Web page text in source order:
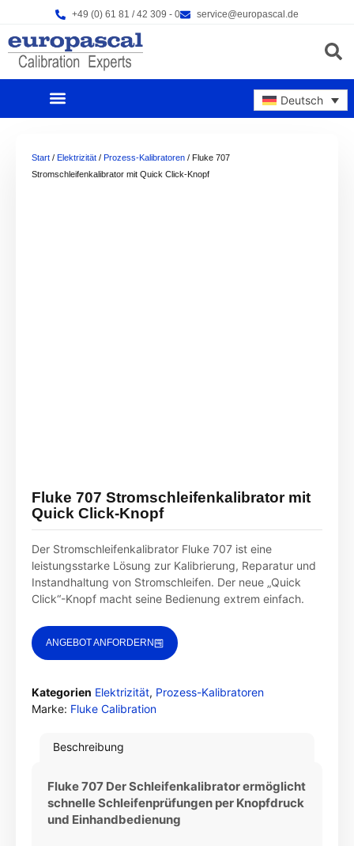
springen
+49 (0) 61 81 / 42 309 - 0 service@europascal.de
Deutsch
Start / Elektrizität / Prozess-Kalibratoren / Fluke 707
Stromschleifenkalibrator mit Quick Click-Knopf
Fluke 707 Stromschleifenkalibrator mit
Quick Click-Knopf
Der Stromschleifenkalibrator Fluke 707 ist eine
leistungsstarke Lösung zur Kalibrierung, Reparatur und
Instandhaltung von Stromschleifen. Der neue „Quick
Click“-Knopf macht seine Bedienung extrem einfach.
ANGEBOT ANFORDERN
Kategorien Elektrizität, Prozess-Kalibratoren
Marke: Fluke Calibration
Beschreibung
Fluke 707 Der Schleifenkalibrator ermöglicht
schnelle Schleifenprüfungen per Knopfdruck
und Einhandbedienung